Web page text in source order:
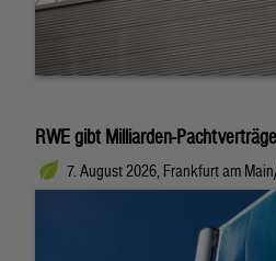
RWE gibt Milliarden-
7. August 2026, Frankfurt am